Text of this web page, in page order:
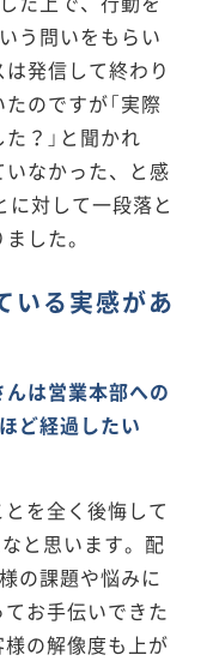
う問いをもらい
発信して終わり
のですが「実際
？」と聞かれ
なかった、と感
に対して一段落と
した。
いる実感があ
は営業本部への
ど経過したい
を全く後悔して
と思います。配
の課題や悩みに
お手伝いできた
の解像度も上が